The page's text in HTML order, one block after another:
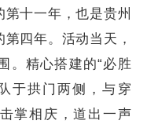
十一年，也是贵州
四年。活动当天，
。精心搭建的“必胜
于拱门两侧，与穿
掌相庆，道出一声